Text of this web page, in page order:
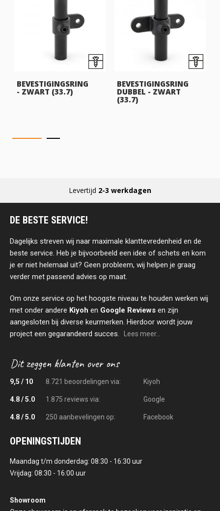
BEVESTIGINGSRING
- ZWART (33.7)
BEVESTIGINGSRING
DUBBEL - ZWART
(33.7)
Levertijd 2-3 werkdagen
DE BESTE SERVICE!
Dagelijks streven wij naar maximale klanttevredenheid en de
beste service. Heb je bijvoorbeeld een idee of schets en kom
je er niet helemaal uit? Geen probleem, wij helpen je graag
verder met passend advies op maat.
Om onze service op het hoogste niveau te houden werken wij
met onder andere Kiyoh en Google Reviews en zijn
aangesloten bij diverse keurmerken. Hierdoor wordt jouw
project een gegarandeerd succes.
Lees meer...
9,5 / 10 8.721 beoordelingen via: Kiyoh
4.8 / 5.0 1.875 reviews via: Google
4.8 / 5.0 250 aanbevelingen op: Facebook
OPENINGSTIJDEN
Maandag t/m donderdag: 08:30 - 16:30 uur
Vrijdag: 08:30 - 16:00 uur
Showroom